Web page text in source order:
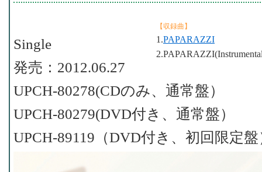
【収録曲】
1.PAPARAZZI
Single
発売：2012.06.27
UPCH-80278(CDのみ、通常盤）
UPCH-80279(DVD付き、通常盤）
UPCH-89119（DVD付き、初回限定盤